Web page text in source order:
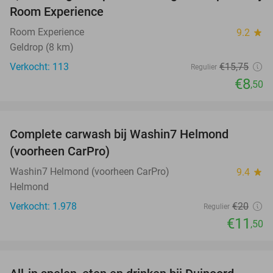
Room Experience
Room Experience 9.2 star
Geldrop (8 km)
Verkocht: 113
Regulier €15,75
€8,50
Complete carwash bij Washin7 Helmond
(voorheen CarPro)
Washin7 Helmond (voorheen CarPro) 9.4 star
Helmond
Verkocht: 1.978
Regulier €20
€11 ,50